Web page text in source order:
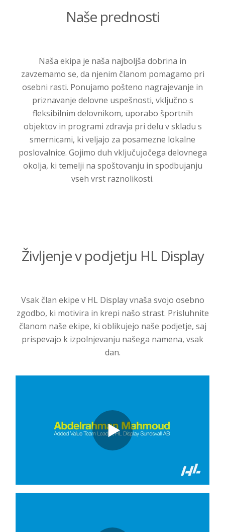
Naše prednosti
Naša ekipa je naša najboljša dobrina in
zavzemamo se, da njenim članom pomagamo pri
osebni rasti. Ponujamo pošteno nagrajevanje in
priznavanje delovne uspešnosti, vključno s
fleksibilnim delovnikom, uporabo športnih
objektov in programi zdravja pri delu v skladu s
smernicami, ki veljajo za posamezne lokalne
poslovalnice. Gojimo duh vključujočega delovnega
okolja, ki temelji na spoštovanju in spodbujanju
vseh vrst raznolikosti.
Življenje v podjetju HL Display
Vsak član ekipe v HL Display vnaša svojo osebno
zgodbo, ki motivira in krepi našo strast. Prisluhnite
članom naše ekipe, ki oblikujejo naše podjetje, saj
prispevajo k izpolnjevanju našega namena, vsak
dan.